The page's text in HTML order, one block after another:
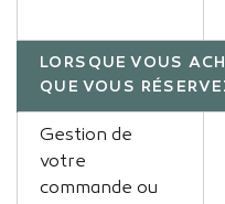
LORSQUE VOUS
QUE VOUS
Gestion de
votre
commande ou